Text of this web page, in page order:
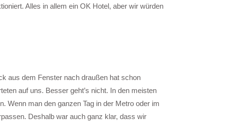
Alles in allem ein OK Hotel, aber wir würden
aus dem Fenster nach draußen hat schon
auf uns. Besser geht’s nicht. In den meisten
Wenn man den ganzen Tag in der Metro oder im
Deshalb war auch ganz klar, dass wir